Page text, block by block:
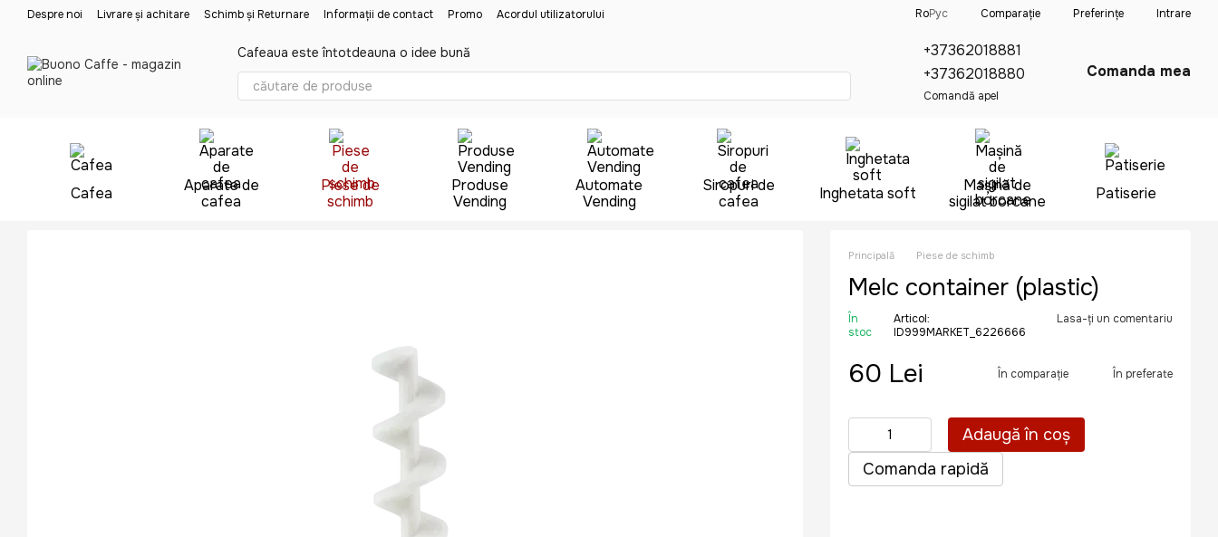
Mergi la conținutul principal
Despre noi Livrare și achitare Schimb și Returnare Informații de contact Promo Acordul utilizatorului RoРус Comparație Preferințe Intrare
Cafeaua este întotdeauna o idee bună
+37362018881
+37362018880
Comandă apel
Comanda mea
Cafea
Aparate de
cafea
Piese de
schimb
Produse
Vending
Automate
Vending
Siropuri de
cafea
Inghetata soft
Mașină de
sigilat borcane
Patiserie
Principală Piese de schimb
Melc container (plastic)
În
stoc
Articol:
ID999MARKET_6226666
Lasa-ți un comentariu
60 Lei În comparație În preferate
Adaugă în coș
Comanda rapidă